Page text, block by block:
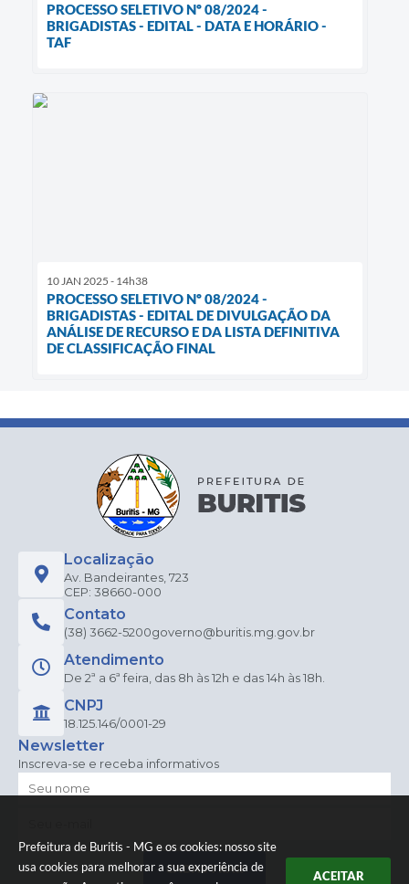
Prefeitura de Buritis - MG e os cookies: nosso site
usa cookies para melhorar a sua experiência de
ACEITAR
PROCESSO SELETIVO Nº 08/2024 -
BRIGADISTAS - EDITAL - DATA E HORÁRIO -
TAF
10 JAN 2025 - 14h38
PROCESSO SELETIVO Nº 08/2024 -
BRIGADISTAS - EDITAL DE DIVULGAÇÃO DA
ANÁLISE DE RECURSO E DA LISTA DEFINITIVA
DE CLASSIFICAÇÃO FINAL
Localização
Av. Bandeirantes, 723
CEP: 38660-000
Contato
(38) 3662-5200governo@buritis.mg.gov.br
Atendimento
De 2ª a 6ª feira, das 8h às 12h e das 14h às 18h.
CNPJ
18.125.146/0001-29
Newsletter
Inscreva-se e receba informativos
CADASTRAR